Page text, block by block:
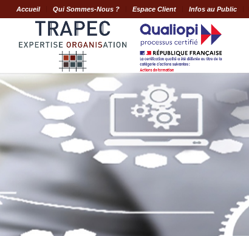
Accueil Qui Sommes-Nous ? Espace Client Infos au Public